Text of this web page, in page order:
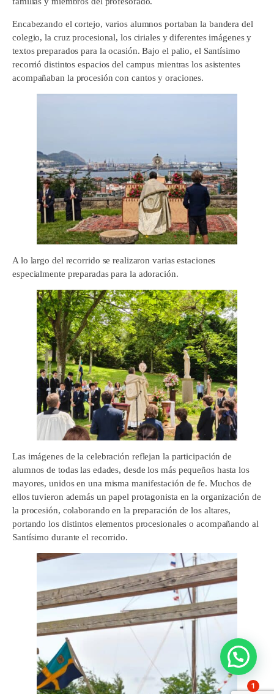
Encabezando el cortejo, varios alumnos portaban la bandera del
colegio, la cruz procesional, los ciriales y diferentes imágenes y
textos preparados para la ocasión. Bajo el palio, el Santísimo
recorrió distintos espacios del campus mientras los asistentes
acompañaban la procesión con cantos y oraciones.
A lo largo del recorrido se realizaron varias estaciones
especialmente preparadas para la adoración.
Las imágenes de la celebración reflejan la participación de
alumnos de todas las edades, desde los más pequeños hasta los
mayores, unidos en una misma manifestación de fe. Muchos de
ellos tuvieron además un papel protagonista en la organización de
la procesión, colaborando en la preparación de los altares,
portando los distintos elementos procesionales o acompañando al
Santísimo durante el recorrido.
1